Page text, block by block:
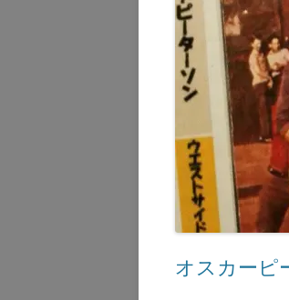
オスカーピ